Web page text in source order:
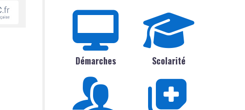
Démarches Scolarité